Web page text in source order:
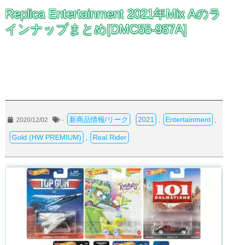
Replica Entertainment 2021年Mix Aのラ
インナップまとめ[DMC55-987A]
2020/12/02 - 新商品情報/リーク 2021 Entertainment
Gold (HW PREMIUM) Real Rider